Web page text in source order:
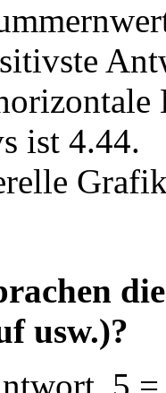
ist 4.44.
usw.)?